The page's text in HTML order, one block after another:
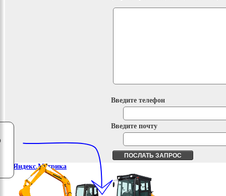
Введите телефон
Введите почту